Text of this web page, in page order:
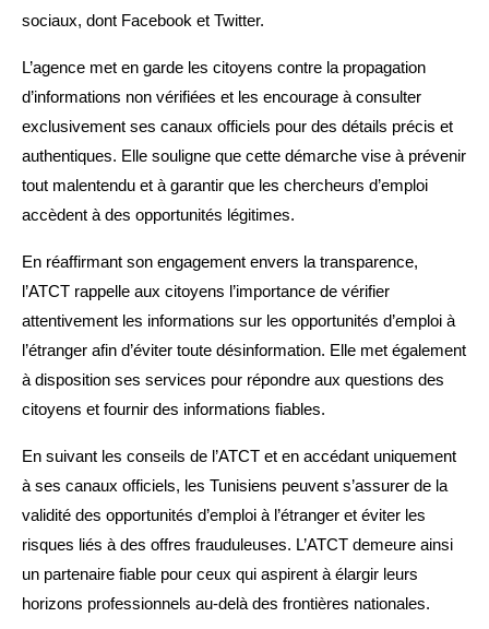
sociaux, dont Facebook et Twitter.
L’agence met en garde les citoyens contre la propagation
d’informations non vérifiées et les encourage à consulter
exclusivement ses canaux officiels pour des détails précis et
authentiques. Elle souligne que cette démarche vise à prévenir
tout malentendu et à garantir que les chercheurs d’emploi
accèdent à des opportunités légitimes.
En réaffirmant son engagement envers la transparence,
l’ATCT rappelle aux citoyens l’importance de vérifier
attentivement les informations sur les opportunités d’emploi à
l’étranger afin d’éviter toute désinformation. Elle met également
à disposition ses services pour répondre aux questions des
citoyens et fournir des informations fiables.
En suivant les conseils de l’ATCT et en accédant uniquement
à ses canaux officiels, les Tunisiens peuvent s’assurer de la
validité des opportunités d’emploi à l’étranger et éviter les
risques liés à des offres frauduleuses. L’ATCT demeure ainsi
un partenaire fiable pour ceux qui aspirent à élargir leurs
horizons professionnels au-delà des frontières nationales.